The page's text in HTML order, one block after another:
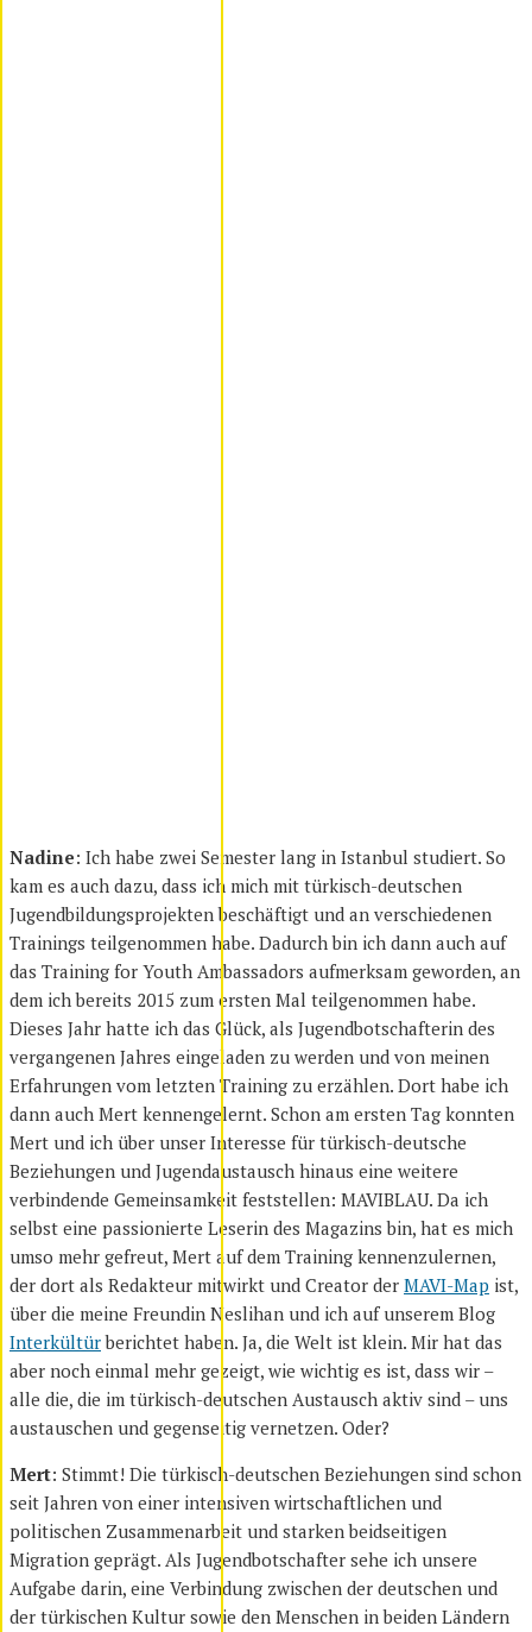
Nadine: Ich habe zwei Semester lang in Istanbul studiert. So
kam es auch dazu, dass ich mich mit türkisch-deutschen
Jugendbildungsprojekten beschäftigt und an verschiedenen
Trainings teilgenommen habe. Dadurch bin ich dann auch auf
das Training for Youth Ambassadors aufmerksam geworden, an
dem ich bereits 2015 zum ersten Mal teilgenommen habe.
Dieses Jahr hatte ich das Glück, als Jugendbotschafterin des
vergangenen Jahres eingeladen zu werden und von meinen
Erfahrungen vom letzten Training zu erzählen. Dort habe ich
dann auch Mert kennengelernt. Schon am ersten Tag konnten
Mert und ich über unser Interesse für türkisch-deutsche
Beziehungen und Jugendaustausch hinaus eine weitere
verbindende Gemeinsamkeit feststellen: MAVIBLAU. Da ich
selbst eine passionierte Leserin des Magazins bin, hat es mich
umso mehr gefreut, Mert auf dem Training kennenzulernen,
der dort als Redakteur mitwirkt und Creator der MAVI-Map ist,
über die meine Freundin Neslihan und ich auf unserem Blog
Interkültürberichtet haben. Ja, die Welt ist klein. Mir hat das
aber noch einmal mehr gezeigt, wie wichtig es ist, dass wir –
alle die, die im türkisch-deutschen Austausch aktiv sind – uns
austauschen und gegenseitig vernetzen. Oder?
Mert: Stimmt! Die türkisch-deutschen Beziehungen sind schon
seit Jahren von einer intensiven wirtschaftlichen und
politischen Zusammenarbeit und starken beidseitigen
Migration geprägt. Als Jugendbotschafter sehe ich unsere
Aufgabe darin, eine Verbindung zwischen der deutschen und
der türkischen Kultur sowie den Menschen in beiden Ländern